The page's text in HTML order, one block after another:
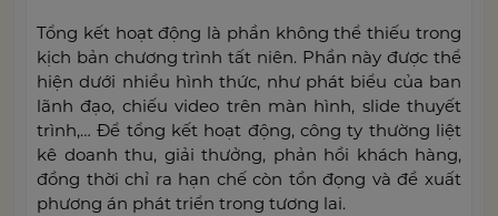
Tổng kết hoạt động là phần không thể thiếu trong
kịch bản chương trình tất niên. Phần này được thể
hiện dưới nhiều hình thức, như phát biểu của ban
lãnh đạo, chiếu video trên màn hình, slide thuyết
trình,… Để tổng kết hoạt động, công ty thường liệt
kê doanh thu, giải thưởng, phản hồi khách hàng,
đồng thời chỉ ra hạn chế còn tồn đọng và đề xuất
phương án phát triển trong tương lai.